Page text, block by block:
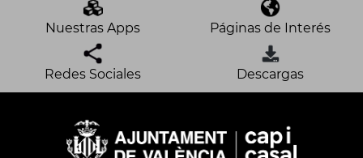
Nuestras Apps Páginas de Interés
Redes Sociales Descargas